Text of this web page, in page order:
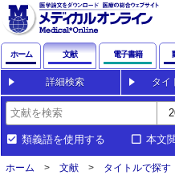
ホーム 文献 電子書籍
詳細検索 タイ
類義語を使用する 本文
ホーム 文献 タイトルで探す